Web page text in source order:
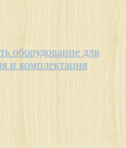
оборудование для
и комплектация